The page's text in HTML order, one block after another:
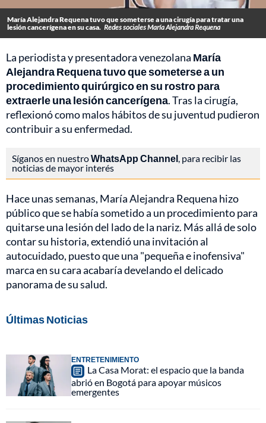
María Alejandra Requena tuvo que someterse a una cirugía para tratar una
lesión cancerígena en su casa. Redes sociales María Alejandra Requena
La periodista y presentadora venezolana María
Alejandra Requena tuvo que someterse a un
procedimiento quirúrgico en su rostro para
extraerle una lesión cancerígena. Tras la cirugía,
reflexionó como malos hábitos de su juventud pudieron
contribuir a su enfermedad.
Síganos en nuestroWhatsApp Channel, para recibir las
noticias de mayor interés
Hace unas semanas, María Alejandra Requena hizo
público que se había sometido a un procedimiento para
quitarse una lesión del lado de la nariz. Más allá de solo
contar su historia, extendió una invitación al
autocuidado, puesto que una "pequeña e inofensiva"
marca en su cara acabaría develando el delicado
panorama de su salud.
Últimas Noticias
ENTRETENIMIENTO
La Casa Morat: el espacio que la banda
abrió en Bogotá para apoyar músicos
emergentes